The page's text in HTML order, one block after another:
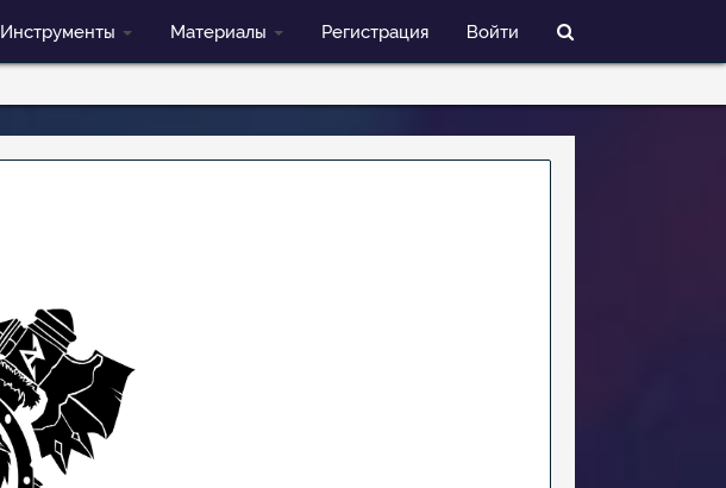
Инструменты Материалы Регистрация Войти